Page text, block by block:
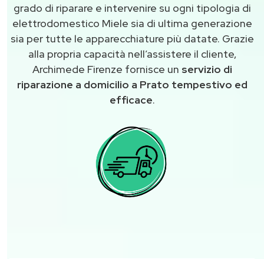
grado di riparare e intervenire su ogni tipologia di
elettrodomestico Miele sia di ultima generazione
sia per tutte le apparecchiature più datate. Grazie
alla propria capacità nell’assistere il cliente,
Archimede Firenze fornisce un servizio di
riparazione a domicilio a Prato tempestivo ed
efficace.